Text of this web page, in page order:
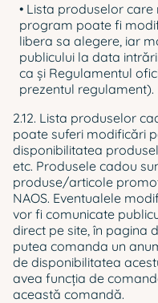
• Lista produselor
program poate fi
libera sa alegere, iar
publicului la data
ca şi Regulamentul
prezentul regulament).
2.12. Lista produselor
poate suferi modificări
disponibilitatea
etc. Produsele cadou
produse/articole
NAOS. Eventualele
vor fi comunicate
direct pe site, în pagina
putea comanda un
de disponibilitatea
avea funcția de
această comandă.